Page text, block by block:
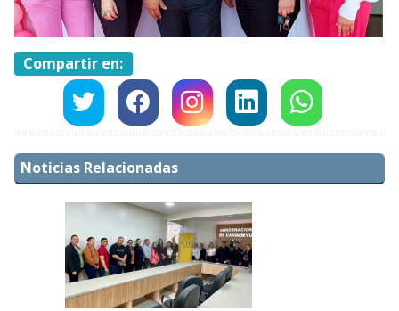
Compartir en:
Noticias Relacionadas